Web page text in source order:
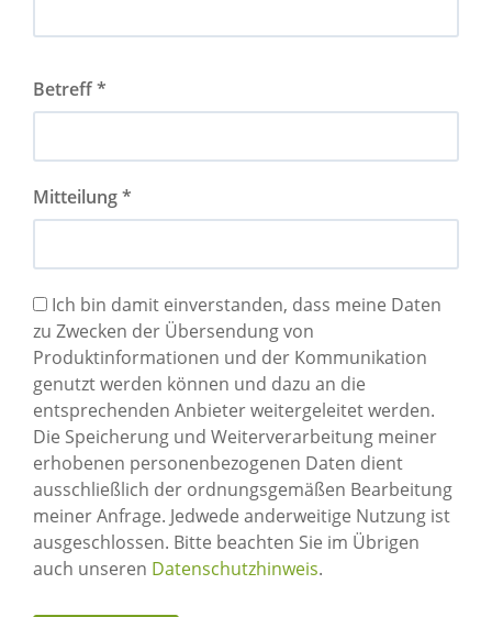
Betreff *
Mitteilung *
Ich bin damit einverstanden, dass meine Daten
zu Zwecken der Übersendung von
Produktinformationen und der Kommunikation
genutzt werden können und dazu an die
entsprechenden Anbieter weitergeleitet werden.
Die Speicherung und Weiterverarbeitung meiner
erhobenen personenbezogenen Daten dient
ausschließlich der ordnungsgemäßen Bearbeitung
meiner Anfrage. Jedwede anderweitige Nutzung ist
ausgeschlossen. Bitte beachten Sie im Übrigen
auch unseren Datenschutzhinweis.